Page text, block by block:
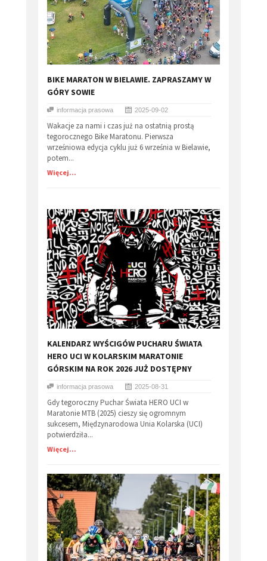
​BIKE MARATON W BIELAWIE. ZAPRASZAMY W
GÓRY SOWIE
informacja prasowa 2025-09-02
Wakacje za nami i czas już na ostatnią prostą
tegorocznego Bike Maratonu. Pierwsza
wrześniowa edycja cyklu już 6 września w Bielawie,
potem...
Więcej...
KALENDARZ WYŚCIGÓW PUCHARU ŚWIATA
HERO UCI W KOLARSKIM MARATONIE
GÓRSKIM NA ROK 2026 JUŻ DOSTĘPNY
informacja prasowa 2025-08-31
Gdy tegoroczny Puchar Świata HERO UCI w
Maratonie MTB (2025) cieszy się ogromnym
sukcesem, Międzynarodowa Unia Kolarska (UCI)
potwierdziła...
Więcej...